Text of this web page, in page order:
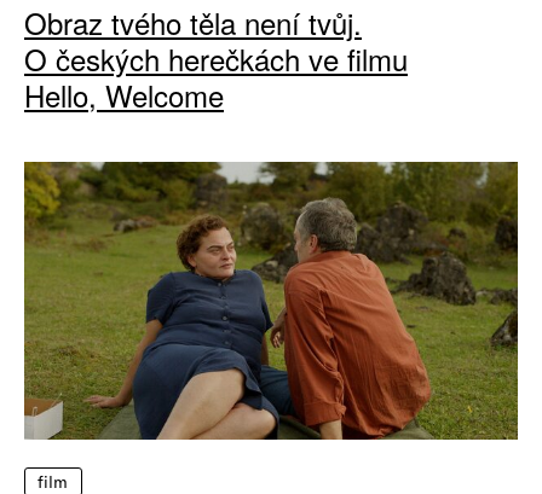
Obraz tvého těla není tvůj.
O českých herečkách ve filmu
Hello, Welcome
film